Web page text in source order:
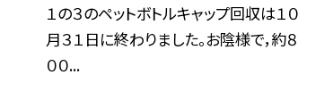
１の３のペットボトルキャップ回収は１０
月３１日に終わりました。お陰様で，約８
００...